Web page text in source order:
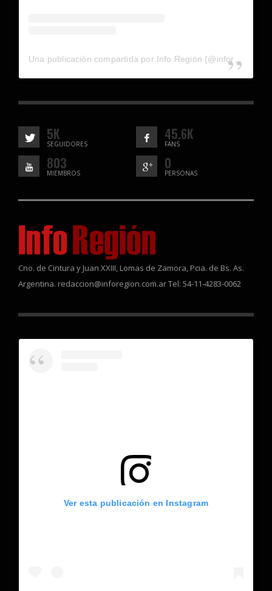
5K
SEGUIDORES
45.6K
FANS
803
MIEMBROS
0
PERSONAS
Cno. de Cintura y Juan XXIII, Lomas de Zamora, Pcia. de Bs. As.
Argentina. redaccion@inforegion.com.ar Tel: 54-11-4283-0062
Ver esta publicación en Instagram